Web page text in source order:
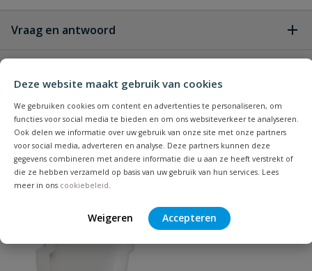
Deze website maakt gebruik van cookies
We gebruiken cookies om content en advertenties te personaliseren, om
functies voor social media te bieden en om ons websiteverkeer te analyseren.
Ook delen we informatie over uw gebruik van onze site met onze partners
voor social media, adverteren en analyse. Deze partners kunnen deze
gegevens combineren met andere informatie die u aan ze heeft verstrekt of
die ze hebben verzameld op basis van uw gebruik van hun services. Lees
meer in ons cookiebeleid.
Weigeren Accepteren
Vraag en antwoord
Geen vragen
Heb je zelf ook een vraag over
dit product?
Stel jouw
vraag
Schrijf zelf een beoordeling
Je beoordeelt:Communicatiemodule IRIS voor
Hidroconta Hidrojet watermeter
Bijpassende producten